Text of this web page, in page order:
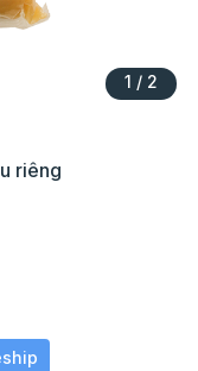
1 / 2
riêng